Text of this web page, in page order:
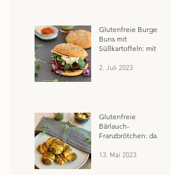
Glutenfreie Burger
Buns mit
Süßkartoffeln: mit 5
dem glutenfreien
2. Juli 2023
Glutenfreie
Bärlauch-
Franzbrötchen: das
für jeden Anlass
13. Mai 2023